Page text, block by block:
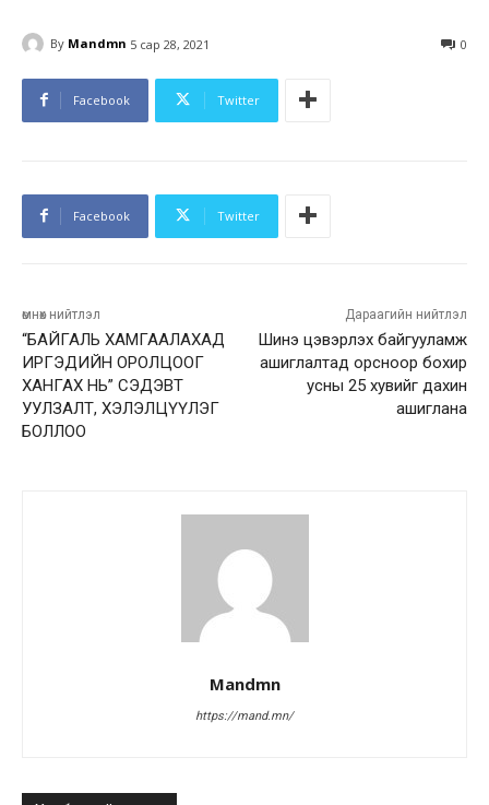
By Mandmn 5 сар 28, 2021 0
Facebook Twitter
Facebook Twitter
өмнөх нийтлэл
“БАЙГАЛЬ ХАМГААЛАХАД
ИРГЭДИЙН ОРОЛЦООГ
ХАНГАХ НЬ” СЭДЭВТ
УУЛЗАЛТ, ХЭЛЭЛЦҮҮЛЭГ
БОЛЛОО
Дараагийн нийтлэл
Шинэ цэвэрлэх байгууламж
ашиглалтад орсноор бохир
усны 25 хувийг дахин
ашиглана
Mandmn
https://mand.mn/